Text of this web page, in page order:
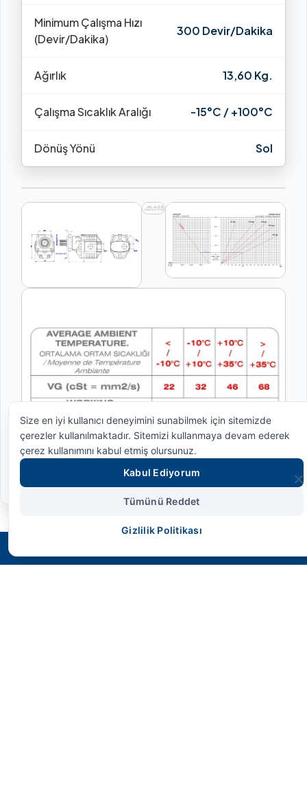
Minimum Çalışma Hızı
(Devir/Dakika)
300 Devir/Dakika
Ağırlık 13,60 Kg.
Çalışma Sıcaklık Aralığı -15°C / +100°C
Dönüş Yönü Sol
Size en iyi kullanıcı deneyimini sunabilmek için sitemizde
çerezler kullanılmaktadır. Sitemizi kullanmaya devam ederek
çerez kullanımını kabul etmiş olursunuz.
Kabul Ediyorum
Tümünü Reddet
Gizlilik Politikası